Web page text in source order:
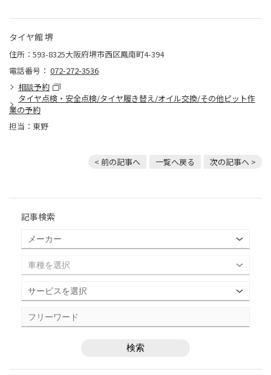
タイヤ館 堺
住所：593-8325大阪府堺市西区鳳南町4-394
電話番号： 072-272-3536
相談予約
タイヤ点検・安全点検/タイヤ履き替え/オイル交換/その他ピット作
業の予約
担当：東野
< 前の記事へ 一覧へ戻る 次の記事へ >
記事検索